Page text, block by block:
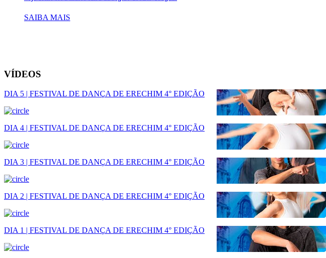
SAIBA MAIS
VÍDEOS
DIA 5 | FESTIVAL DE DANÇA DE ERECHIM 4° EDIÇÃO
DIA 4 | FESTIVAL DE DANÇA DE ERECHIM 4° EDIÇÃO
DIA 3 | FESTIVAL DE DANÇA DE ERECHIM 4° EDIÇÃO
DIA 2 | FESTIVAL DE DANÇA DE ERECHIM 4° EDIÇÃO
DIA 1 | FESTIVAL DE DANÇA DE ERECHIM 4° EDIÇÃO